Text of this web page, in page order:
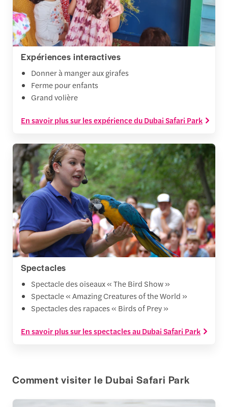
Expériences interactives
Donner à manger aux girafes
Ferme pour enfants
Grand volière
En savoir plus sur les expérience du Dubai Safari Park
Spectacles
Spectacle des oiseaux « The Bird Show »
Spectacle « Amazing Creatures of the World »
Spectacles des rapaces « Birds of Prey »
En savoir plus sur les spectacles au Dubai Safari Park
Comment visiter le Dubai Safari Park